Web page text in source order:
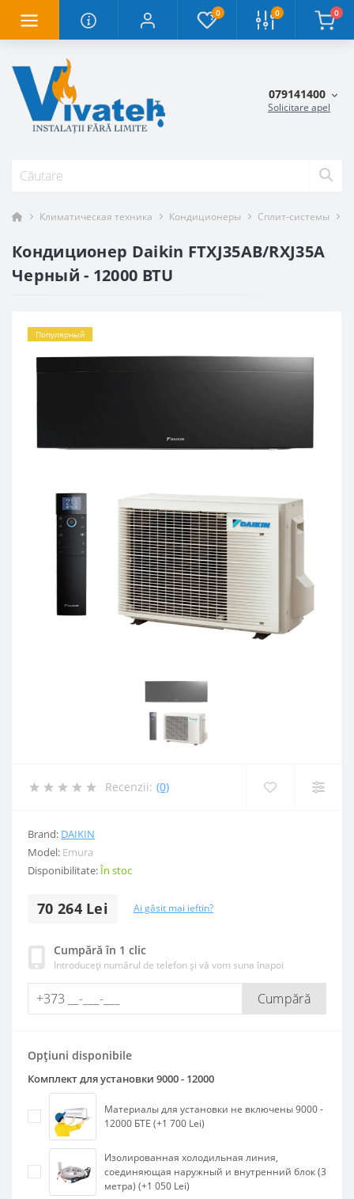
0 0 0
079141400
Solicitare apel
Климатическая техника Кондиционеры Сплит-системы
Кондиционер Daikin FTXJ35AB/RXJ35A
Черный - 12000 BTU
Популярный
Recenzii: (0)
Brand: DAIKIN
Model: Emura
Disponibilitate:În stoc
70 264 Lei Ai găsit mai ieftin?
Cumpără în 1 clic
Introduceți numărul de telefon și vă vom suna înapoi
Cumpără
Opțiuni disponibile
Комплект для установки 9000 - 12000
Материалы для установки не включены 9000 -
12000 БТЕ (+1 700 Lei)
Изолированная холодильная линия,
соединяющая наружный и внутренний блок (3
метра) (+1 050 Lei)